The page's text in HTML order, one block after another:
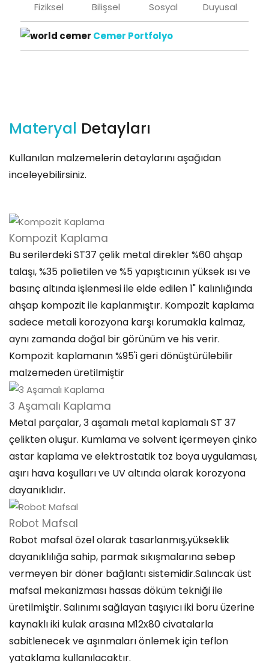
Fiziksel Bilişsel Sosyal Duyusal
Cemer Portfolyo
Materyal Detayları
Kullanılan malzemelerin detaylarını aşağıdan
inceleyebilirsiniz.
Kompozit Kaplama
Bu serilerdeki ST37 çelik metal direkler %60 ahşap
talaşı, %35 polietilen ve %5 yapıştıcının yüksek ısı ve
basınç altında işlenmesi ile elde edilen 1" kalınlığında
ahşap kompozit ile kaplanmıştır. Kompozit kaplama
sadece metali korozyona karşı korumakla kalmaz,
aynı zamanda doğal bir görünüm ve his verir.
Kompozit kaplamanın %95'i geri dönüştürülebilir
malzemeden üretilmiştir
3 Aşamalı Kaplama
Metal parçalar, 3 aşamalı metal kaplamalı ST 37
çelikten oluşur. Kumlama ve solvent içermeyen çinko
astar kaplama ve elektrostatik toz boya uygulaması,
aşırı hava koşulları ve UV altında olarak korozyona
dayanıklıdır.
Robot Mafsal
Robot mafsal özel olarak tasarlanmış,yükseklik
dayanıklılığa sahip, parmak sıkışmalarına sebep
vermeyen bir döner bağlantı sistemidir.Salıncak üst
mafsal mekanizması hassas döküm tekniği ile
üretilmiştir. Salınımı sağlayan taşıyıcı iki boru üzerine
kaynaklı iki kulak arasına M12x80 civatalarla
sabitlenecek ve aşınmaları önlemek için teflon
yataklama kullanılacaktır.